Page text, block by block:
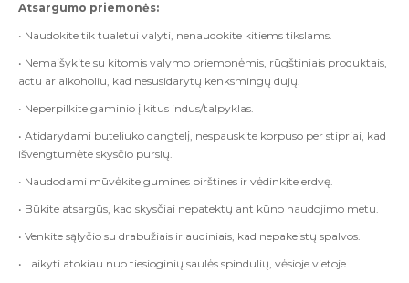
Atsargumo priemonės:
• Naudokite tik tualetui valyti, nenaudokite kitiems tikslams.
• Nemaišykite su kitomis valymo priemonėmis, rūgštiniais produktais,
actu ar alkoholiu, kad nesusidarytų kenksmingų dujų.
• Neperpilkite gaminio į kitus indus/talpyklas.
• Atidarydami buteliuko dangtelį, nespauskite korpuso per stipriai, kad
išvengtumėte skysčio purslų.
• Naudodami mūvėkite gumines pirštines ir vėdinkite erdvę.
• Būkite atsargūs, kad skysčiai nepatektų ant kūno naudojimo metu.
• Venkite sąlyčio su drabužiais ir audiniais, kad nepakeistų spalvos.
• Laikyti atokiau nuo tiesioginių saulės spindulių, vėsioje vietoje.